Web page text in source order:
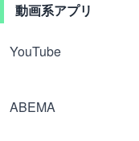
動画系アプリ
YouTube
ABEMA